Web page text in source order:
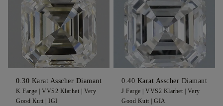
0.30 Karat Asscher Diamant
K Farge | VVS2 Klarhet | Very
Good Kutt | IGI
0.40 Karat Asscher Diamant
J Farge | VVS2 Klarhet | Very
Good Kutt | GIA